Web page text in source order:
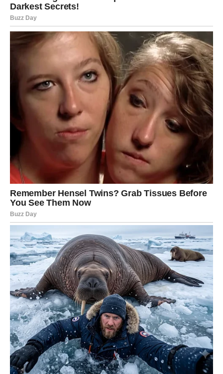
Zvijezde vam donose veoma zanimljive vijesti i
neočekivane susrete.
Moguće je poznanstvo ili događaj koji vam potpuno
mijenja raspoloženje.
Ništa više neće biti isto
Pred vama su veoma uzbudljivi trenuci.
RAK
Rakovi su među najvećim miljenicima sudbine ovog
perioda.
Poslije mnogo tuge dolazi događaj koji vam vraća vjeru da
sreća ipak postoji.
Sudbina vam šalje ono što ste dugo
čekali
Pred vama su veoma nježni i sretni trenuci.
LAV
Lavovima dolazi veliki poslovni i finansijski uspjeh.